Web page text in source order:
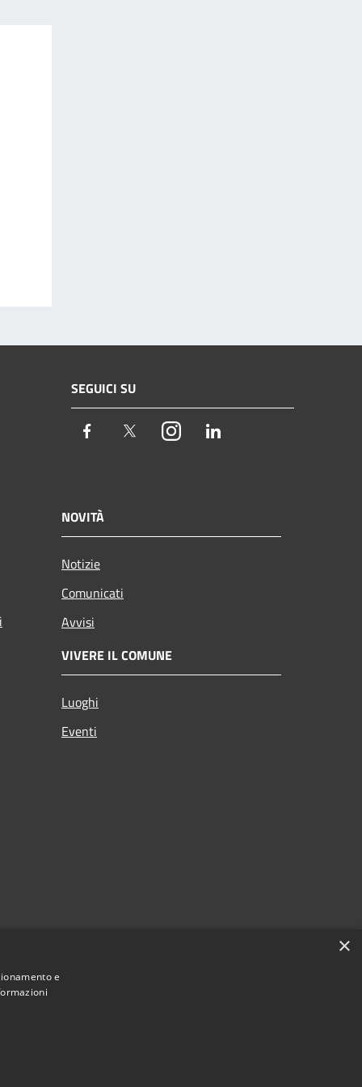
SEGUICI SU
Facebook TwitterInstagram
NOVITÀ
Notizie
Comunicati
Avvisi
VIVERE IL COMUNE
Luoghi
Eventi
×
e